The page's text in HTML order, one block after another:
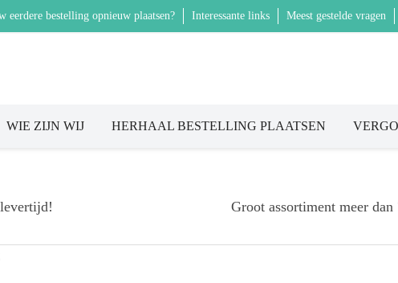
eerdere bestelling opnieuw plaatsen? Interessante links Meest gestelde vragen
WIE ZIJN WIJ HERHAAL BESTELLING PLAATSEN
Groot assortiment meer